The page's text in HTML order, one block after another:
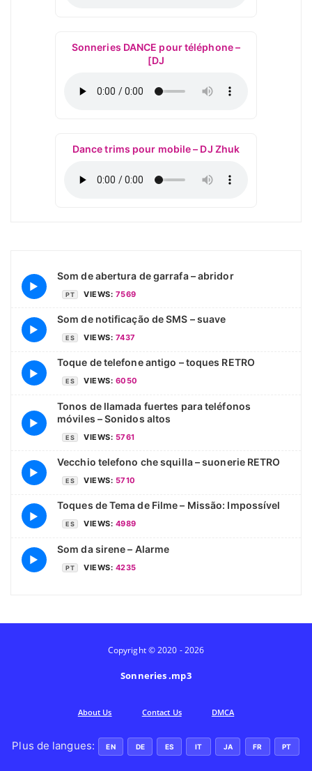
Sonneries DANCE pour téléphone –
[DJ
Dance trims pour mobile – DJ Zhuk
▶
Som de abertura de garrafa – abridor
PT VIEWS: 7569
▶
Som de notificação de SMS – suave
ES VIEWS: 7437
▶
Toque de telefone antigo – toques RETRO
ES VIEWS: 6050
▶
Tonos de llamada fuertes para teléfonos
móviles – Sonidos altos
ES VIEWS: 5761
▶
Vecchio telefono che squilla – suonerie RETRO
ES VIEWS: 5710
▶
Toques de Tema de Filme – Missão: Impossível
ES VIEWS: 4989
▶
Som da sirene – Alarme
PT VIEWS: 4235
Copyright © 2020 - 2026
Sonneries .mp3
Аbout Us Contact Us DMCA
Plus de langues: EN DE ES IT JA FR PT